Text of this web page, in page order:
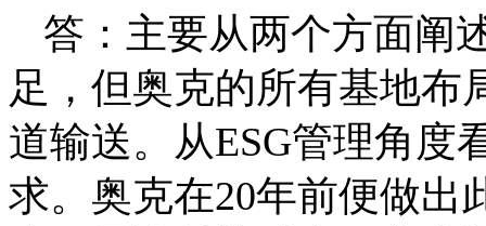
答：主要从两个方面阐
足，但奥克的所有基地布
道输送。从ESG管理角度
求。奥克在20年前便做出